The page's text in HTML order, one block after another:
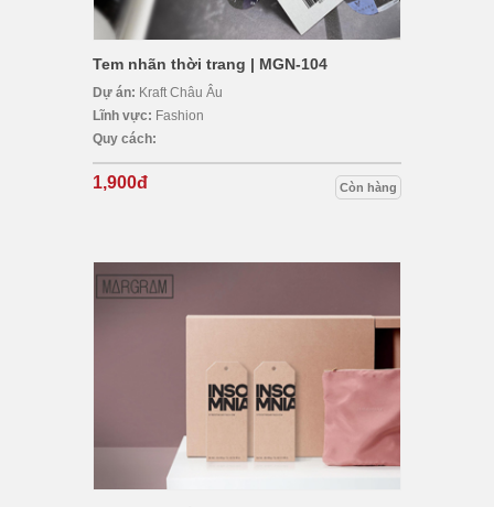
Tem nhãn thời trang | MGN-104
Dự án: Kraft Châu Âu
Lĩnh vực: Fashion
Quy cách:
1,900đ Còn hàng